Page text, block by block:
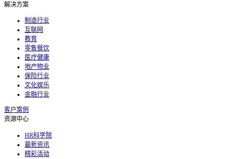
解决方案
制造行业
互联网
教育
零售餐饮
医疗健康
地产物业
保险行业
文化娱乐
金融行业
客户案例
资源中心
HR科学院
最新资讯
精彩活动